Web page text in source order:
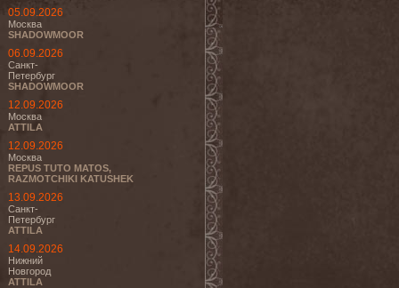
05.09.2026
Москва
SHADOWMOOR
06.09.2026
Санкт-
Петербург
SHADOWMOOR
12.09.2026
Москва
ATTILA
12.09.2026
Москва
REPUS TUTO MATOS,
RAZMOTCHIKI KATUSHEK
13.09.2026
Санкт-
Петербург
ATTILA
14.09.2026
Нижний
Новгород
ATTILA